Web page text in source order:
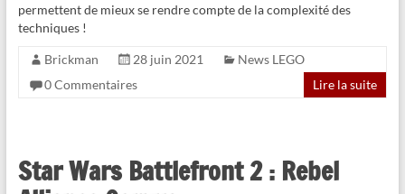
permettent de mieux se rendre compte de la complexité des
techniques !
Brickman 28 juin 2021
News LEGO
0 Commentaires
Lire la suite
Star Wars Battlefront 2 : Rebel